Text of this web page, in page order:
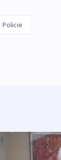
Policie